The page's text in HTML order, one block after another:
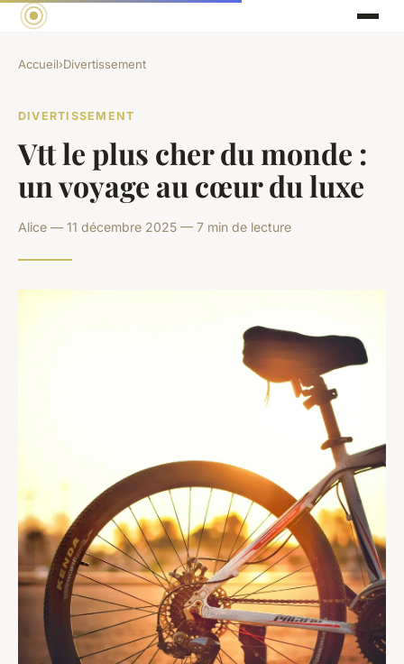
Accueil›Divertissement
DIVERTISSEMENT
Vtt le plus cher du monde :
un voyage au cœur du luxe
Alice — 11 décembre 2025 — 7 min de lecture